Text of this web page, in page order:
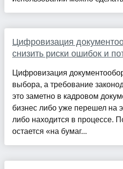
Цифровизация
снизить риски ошибок и
Цифровизация
выбора, а требование
это заметно в кадровом
бизнес либо уже перешел на
либо находится в процессе.
остается «на бумаг...